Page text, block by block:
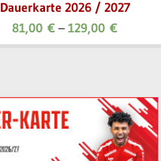
Dauerkarte 2026 / 2027
81,00€ –129,00€